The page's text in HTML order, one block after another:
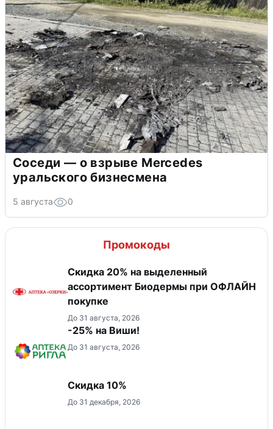
Соседи — о взрыве Mercedes
уральского бизнесмена
5 августа 0
Промокоды
Скидка 20% на выделенный
ассортимент Биодермы при ОФЛАЙН
покупке
До 31 августа, 2026
-25% на Виши!
До 31 августа, 2026
Скидка 10%
До 31 декабря, 2026